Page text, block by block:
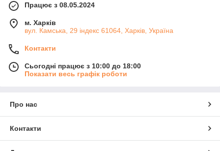
Працює з 08.05.2024
м. Харків
вул. Камська, 29 індекс 61064, Харків, Україна
Контакти
Сьогодні працює з 10:00 до 18:00
Показати весь графік роботи
Про нас
Контакти